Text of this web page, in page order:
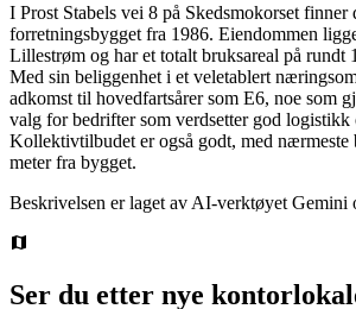
I Prost Stabels vei 8 på Skedsmokorset finner
forretningsbygget fra 1986. Eiendommen
Lillestrøm og har et totalt bruksareal på rundt
Med sin beliggenhet i et veletablert
adkomst til hovedfartsårer som E6, noe som
valg for bedrifter som verdsetter god logistikk
Kollektivtilbudet er også godt, med nærmeste
meter fra bygget.
Beskrivelsen er laget av AI-verktøyet Gemini
Ser du etter nye